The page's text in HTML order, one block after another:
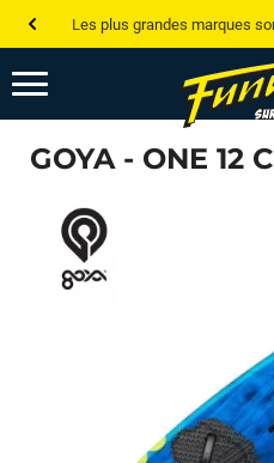
Les plus grandes marques
Jusqu’à -75% de remise sur
💰 Meilleur prix garanti —
Besoin de conseils de pro ?
GOYA - ONE 12